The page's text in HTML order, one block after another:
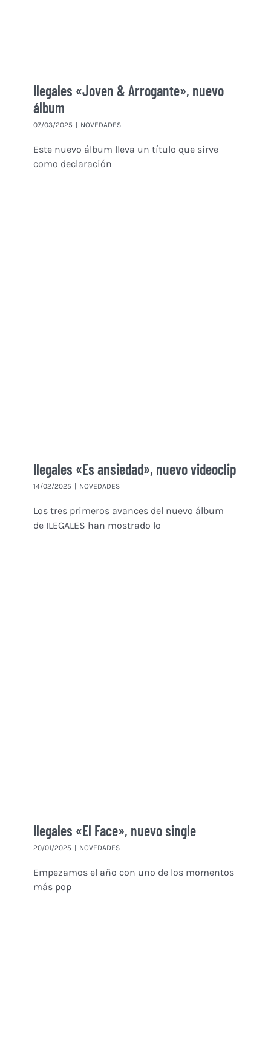
Ilegales «Joven & Arrogante», nuevo
álbum
07/03/2025 | NOVEDADES
Este nuevo álbum lleva un título que sirve
como declaración
Ilegales «Es ansiedad», nuevo videoclip
14/02/2025 | NOVEDADES
Los tres primeros avances del nuevo álbum
de ILEGALES han mostrado lo
Ilegales «El Face», nuevo single
20/01/2025 | NOVEDADES
Empezamos el año con uno de los momentos
más pop